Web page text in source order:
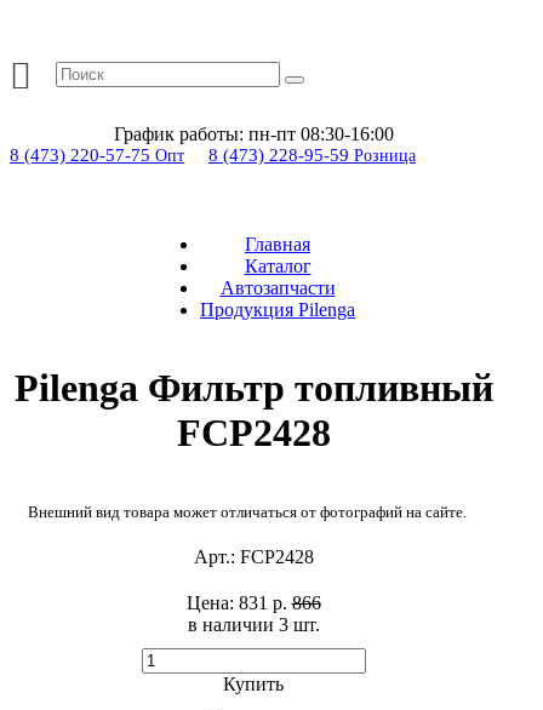
График работы: пн-пт 08:30-16:00
8 (473) 220-57-75 Опт 8 (473) 228-95-59 Розница
Главная
Каталог
Автозапчасти
Продукция Pilenga
Pilenga Фильтр топливный
FCP2428
Внешний вид товара может отличаться от фотографий на сайте.
Арт.: FCP2428
в наличии 3 шт. ​
Цена: 831 р.866
Купить